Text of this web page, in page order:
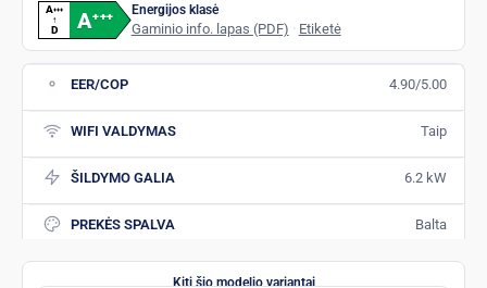
A+++
↑
D A+++ Energijos klasė
Gaminio info. lapas (PDF) · Etiketė
EER/COP 4.90/5.00
WIFI VALDYMAS Taip
ŠILDYMO GALIA 6.2 kW
PREKĖS SPALVA Balta